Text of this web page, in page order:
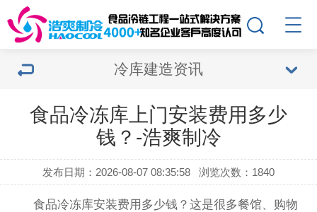
冷库建造资讯
食品冷冻库上门安装费用多少
钱？-浩爽制冷
发布日期：2026-08-07 08:35:58 浏览次数：1840
食品冷冻库安装费用 多少钱？这是很多餐馆、购物